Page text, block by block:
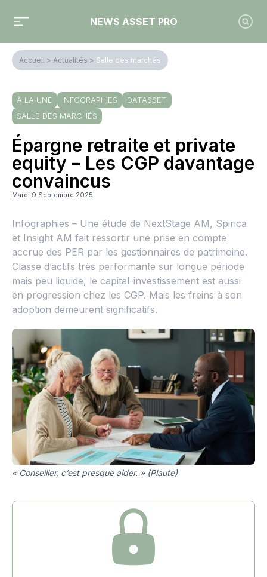
NEWS ASSET PRO
Accueil > Actualités > Salle des marchés
À LA UNE INFOGRAPHIES
DATASSET
SALLE DES MARCHÉS
Épargne retraite et private
equity – Les CGP davantage
convaincus
Mardi 9 Septembre 2025
Infographies – Une étude de NextStage AM, Spirica
et Insight AM fait ressortir une prise en compte
accrue des PER par les gestionnaires de patrimoine.
Classe d’actifs très performante sur longue période
mais peu liquide, le capital-investissement est aussi
en progression chez les CGP. Mais les freins à son
adoption demeurent significatifs.
« Conseiller, c’est presque aider. » (Plaute)